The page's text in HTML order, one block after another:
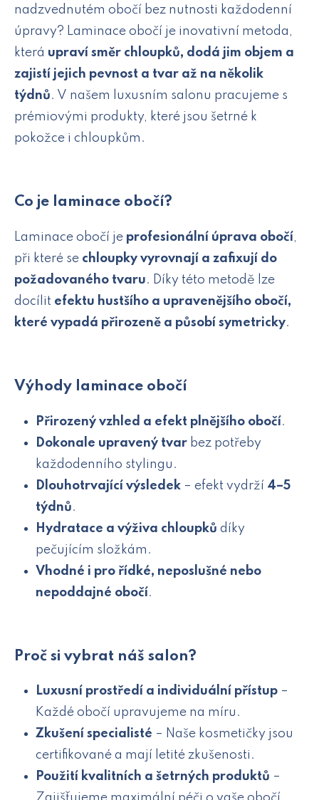
nadzvednutém obočí bez nutnosti každodenní
úpravy? Laminace obočí je inovativní metoda,
která upraví směr chloupků, dodá jim objem a
zajistí jejich pevnost a tvar až na několik
týdnů. V našem luxusním salonu pracujeme s
prémiovými produkty, které jsou šetrné k
pokožce i chloupkům.
Co je laminace obočí?
Laminace obočí je profesionální úprava obočí,
při které se chloupky vyrovnají a zafixují do
požadovaného tvaru. Díky této metodě lze
docílit efektu hustšího a upravenějšího obočí,
které vypadá přirozeně a působí symetricky.
Výhody laminace obočí
Přirozený vzhled a efekt plnějšího obočí.
Dokonale upravený tvar bez potřeby
každodenního stylingu.
Dlouhotrvající výsledek – efekt vydrží 4–5
týdnů.
Hydratace a výživa chloupků díky
pečujícím složkám.
Vhodné i pro řídké, neposlušné nebo
nepoddajné obočí.
Proč si vybrat náš salon?
Luxusní prostředí a individuální přístup –
Každé obočí upravujeme na míru.
Zkušení specialisté – Naše kosmetičky jsou
certifikované a mají letité zkušenosti.
Použití kvalitních a šetrných produktů –